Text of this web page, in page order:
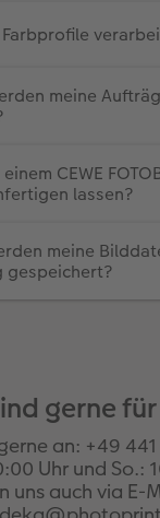
Farbprofile
meine
CEWE
lassen?
meine
gespeichert?
gerne
an: +49
Uhr und So.:
uns auch via E-